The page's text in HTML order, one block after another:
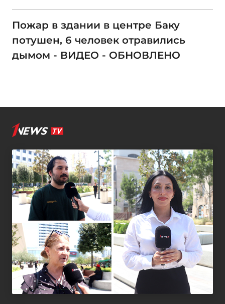
Пожар в здании в центре Баку
потушен, 6 человек отравились
дымом - ВИДЕО - ОБНОВЛЕНО